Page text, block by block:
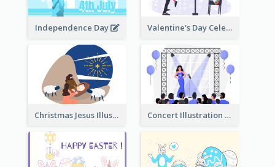
Independence Day Valentine's Day Celebration
Christmas Jesus Illustration Concert Illustration